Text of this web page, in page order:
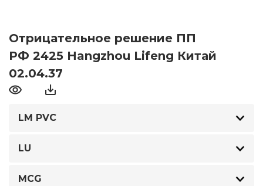
Отрицательное решение ПП
РФ 2425 Hangzhou Lifeng Китай
02.04.37
LM PVC
LU
MCG